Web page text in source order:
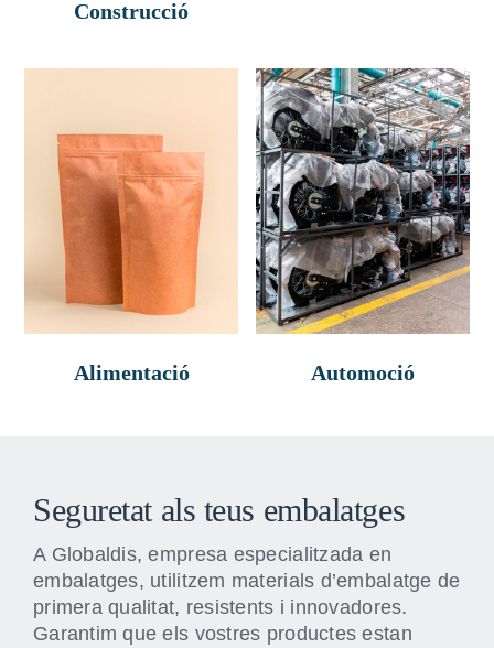
Construcció
Alimentació Automoció
Seguretat als teus embalatges
A Globaldis, empresa especialitzada en
embalatges, utilitzem materials d’embalatge de
primera qualitat, resistents i innovadores.
Garantim que els vostres productes estan